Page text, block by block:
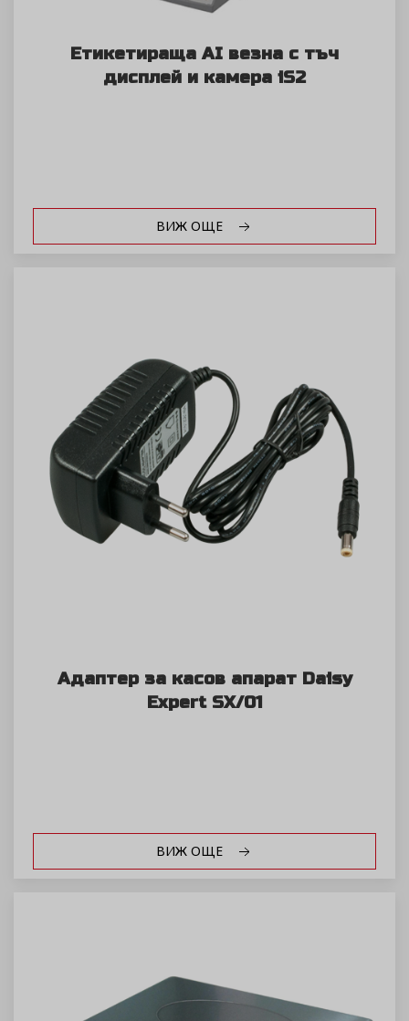
Етикетираща AI везна с тъч
дисплей и камера iS2
ВИЖ ОЩЕ
Адаптер за касов апарат Daisy
Expert SX/01
ВИЖ ОЩЕ